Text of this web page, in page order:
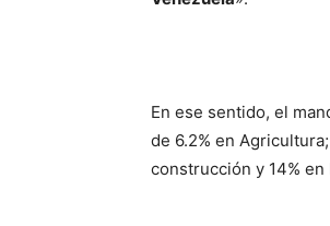
En ese sentido, el
de 6.2% en
construcción y 14%